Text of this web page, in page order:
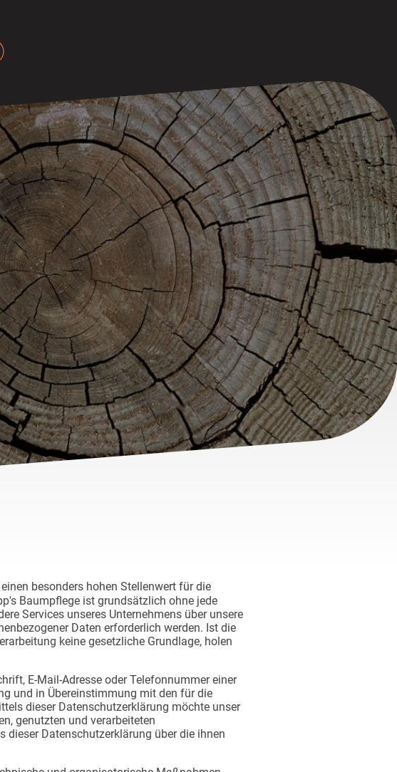
besonders hohen Stellenwert für die
Baumpflege ist grundsätzlich ohne jede
Services unseres Unternehmens über unsere
Daten erforderlich werden. Ist die
keine gesetzliche Grundlage, holen
E-Mail-Adresse oder Telefonnummer einer
und in Übereinstimmung mit den für die
dieser Datenschutzerklärung möchte unser
genutzten und verarbeiteten
dieser Datenschutzerklärung über die ihnen